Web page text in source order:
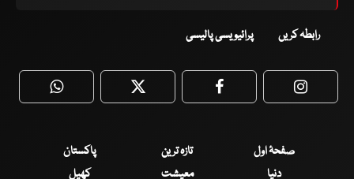
رابطہ کریں پرائیویسی پالیسی
WhatsApp Twitter Facebook
صفحۂ اول تازہ ترین
پاکستان
دنیا
معیشت کھیل